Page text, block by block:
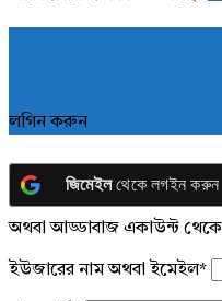
লগিন করুন
জিমেইলথেকে লগইন করুন
অথবা আড্ডাবাজ একাউন্ট থেকে
ইউজারের নাম অথবা ইমেইল*